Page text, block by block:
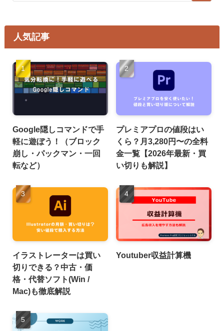
人気記事
Google隠しコマンドで手
軽に遊ぼう！（ブロック
崩し・パックマン・一回
転など）
プレミアプロの値段はい
くら？月3,280円〜の全料
金一覧【2026年最新・買
い切りも解説】
イラストレーターは買い
切りできる？中古・価
格・代替ソフト(Win /
Mac)も徹底解説
Youtuber収益計算機